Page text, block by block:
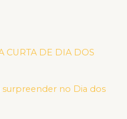
CURTA DE DIA DOS
no Dia dos